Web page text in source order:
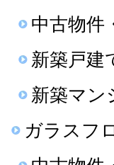
中古物件
新築戸建
新築マン
ガラスフ